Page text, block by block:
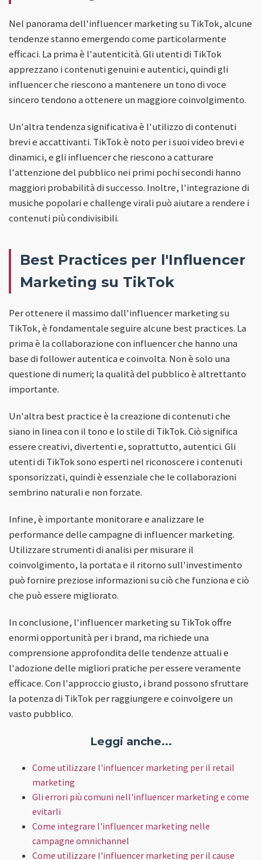
Nel panorama dell'influencer marketing su TikTok, alcune
tendenze stanno emergendo come particolarmente
efficaci. La prima è l'autenticità. Gli utenti di TikTok
apprezzano i contenuti genuini e autentici, quindi gli
influencer che riescono a mantenere un tono di voce
sincero tendono a ottenere un maggiore coinvolgimento.
Un'altra tendenza significativa è l'utilizzo di contenuti
brevi e accattivanti. TikTok è noto per i suoi video brevi e
dinamici, e gli influencer che riescono a catturare
l'attenzione del pubblico nei primi pochi secondi hanno
maggiori probabilità di successo. Inoltre, l'integrazione di
musiche popolari e challenge virali può aiutare a rendere i
contenuti più condivisibili.
Best Practices per l'Influencer
Marketing su TikTok
Per ottenere il massimo dall'influencer marketing su
TikTok, è fondamentale seguire alcune best practices. La
prima è la collaborazione con influencer che hanno una
base di follower autentica e coinvolta. Non è solo una
questione di numeri; la qualità del pubblico è altrettanto
importante.
Un'altra best practice è la creazione di contenuti che
siano in linea con il tono e lo stile di TikTok. Ciò significa
essere creativi, divertenti e, soprattutto, autentici. Gli
utenti di TikTok sono esperti nel riconoscere i contenuti
sponsorizzati, quindi è essenziale che le collaborazioni
sembrino naturali e non forzate.
Infine, è importante monitorare e analizzare le
performance delle campagne di influencer marketing.
Utilizzare strumenti di analisi per misurare il
coinvolgimento, la portata e il ritorno sull'investimento
può fornire preziose informazioni su ciò che funziona e ciò
che può essere migliorato.
In conclusione, l'influencer marketing su TikTok offre
enormi opportunità per i brand, ma richiede una
comprensione approfondita delle tendenze attuali e
l'adozione delle migliori pratiche per essere veramente
efficace. Con l'approccio giusto, i brand possono sfruttare
la potenza di TikTok per raggiungere e coinvolgere un
vasto pubblico.
Leggi anche...
Come utilizzare l'influencer marketing per il retail
marketing
Gli errori più comuni nell'influencer marketing e come
evitarli
Come integrare l'influencer marketing nelle
campagne omnichannel
Come utilizzare l'influencer marketing per il cause